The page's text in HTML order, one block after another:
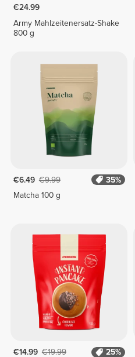
€24.99
Army Mahlzeitenersatz-Shake
800 g
€6.49 €9.99
35%
Matcha 100 g
€14.99 €19.99 25%